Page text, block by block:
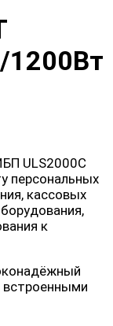
1200Вт
ULS2000C
персональных
кассовых
к
встроенными